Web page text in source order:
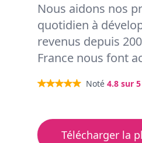
Nous aidons nos
quotidien à
revenus depuis
France nous font
Noté 4.8 sur 5
Télécharger la